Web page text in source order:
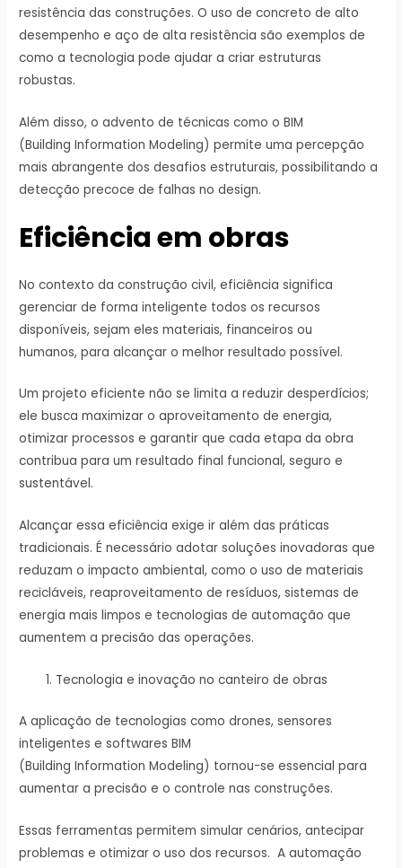
resistência das construções. O uso de concreto de alto
desempenho e aço de alta resistência são exemplos de
como a tecnologia pode ajudar a criar estruturas
robustas.
Além disso, o advento de técnicas como o BIM
(Building Information Modeling) permite uma percepção
mais abrangente dos desafios estruturais, possibilitando a
detecção precoce de falhas no design.
Eficiência em obras
No contexto da construção civil, eficiência significa
gerenciar de forma inteligente todos os recursos
disponíveis, sejam eles materiais, financeiros ou
humanos, para alcançar o melhor resultado possível.
Um projeto eficiente não se limita a reduzir desperdícios;
ele busca maximizar o aproveitamento de energia,
otimizar processos e garantir que cada etapa da obra
contribua para um resultado final funcional, seguro e
sustentável.
Alcançar essa eficiência exige ir além das práticas
tradicionais. É necessário adotar soluções inovadoras que
reduzam o impacto ambiental, como o uso de materiais
recicláveis, reaproveitamento de resíduos, sistemas de
energia mais limpos e tecnologias de automação que
aumentem a precisão das operações.
Tecnologia e inovação no canteiro de obras
A aplicação de tecnologias como drones, sensores
inteligentes e softwares BIM
(Building Information Modeling) tornou-se essencial para
aumentar a precisão e o controle nas construções.
Essas ferramentas permitem simular cenários, antecipar
problemas e otimizar o uso dos recursos. A automação